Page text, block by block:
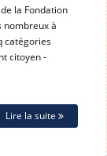
la Fondation
nombreux à
catégories
citoyen -
Lire la suite